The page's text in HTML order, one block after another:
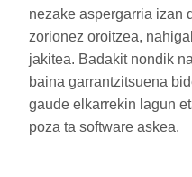
nezake aspergarria izan
zorionez oroitzea,
jakitea. Badakit nondik
baina garrantzitsuena
gaude elkarrekin lagun
poza ta software askea.